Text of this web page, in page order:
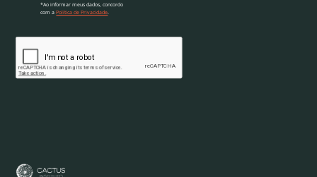
*Ao informar meus dados, concordo
com aPolítica de Privacidade.